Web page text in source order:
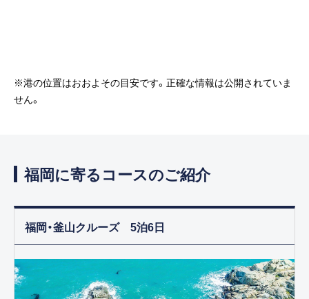
※港の位置はおおよその目安です。正確な情報は公開されていま
せん。
福岡に寄るコースのご紹介
福岡・釜山クルーズ 5泊6日